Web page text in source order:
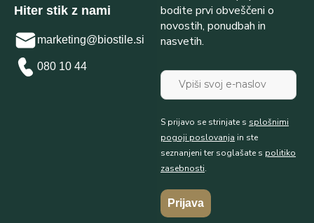
Hiter stik z nami
marketing@biostile.si
080 10 44
bodite prvi obveščeni o
novostih, ponudbah in
nasvetih.
S prijavo se strinjate s splošnimi
pogoji poslovanja in ste
seznanjeni ter soglašate s politiko
zasebnosti.
Prijava